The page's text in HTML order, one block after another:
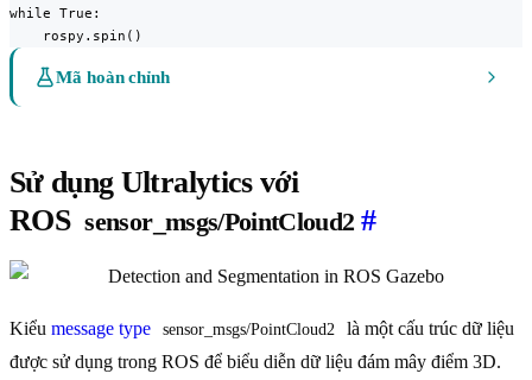
while True:
    rospy.spin()
Mã hoàn chỉnh
Sử dụng Ultralytics với
ROS sensor_msgs/PointCloud2 #
Kiểu message type sensor_msgs/PointCloud2
là một cấu trúc dữ liệu
được sử dụng trong ROS để biểu diễn dữ liệu đám mây điểm 3D.